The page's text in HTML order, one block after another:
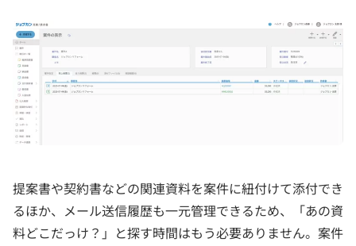
提案書や契約書などの関連資料を案件に紐付けて添付でき
るほか、メール送信履歴も一元管理できるため、「あの資
料どこだっけ？」と探す時間はもう必要ありません。案件